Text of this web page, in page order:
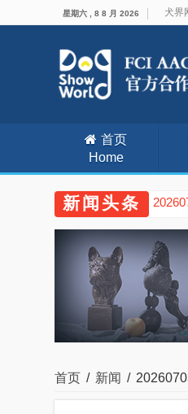
星期六 , 8 8 月 2026 犬界
首页
Home
新闻头条
首页 / 新闻 /